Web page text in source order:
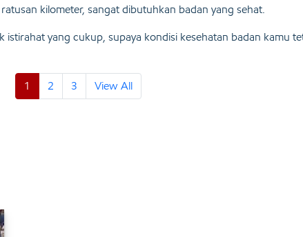
kilometer, sangat dibutuhkan badan yang sehat.
istirahat yang cukup, supaya kondisi kesehatan badan kamu
1 2 3 View All